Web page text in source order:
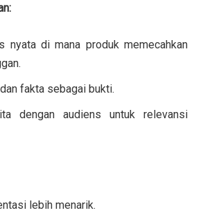
nyata di mana produk memecahkan
fakta sebagai bukti.
dengan audiens untuk relevansi
lebih menarik.